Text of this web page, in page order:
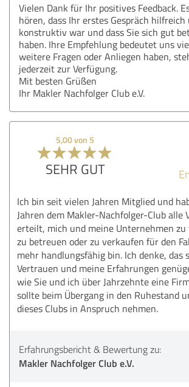
Vielen Dank für Ihr positives Feedback.
hören, dass Ihr erstes Gespräch hilfreich
konstruktiv war und dass Sie sich gut
haben. Ihre Empfehlung bedeutet uns
weitere Fragen oder Anliegen haben,
jederzeit zur Verfügung.
Mit besten Grüßen
Ihr Makler Nachfolger Club e.V.
5,00 von 5
SEHR GUT
Ich bin seit vielen Jahren Mitglied und
Jahren dem Makler-Nachfolger-Club alle
erteilt, mich und meine Unternehmen
zu betreuen oder zu verkaufen für den
mehr handlungsfähig bin. Ich denke, das
Vertrauen und meine Erfahrungen
wie Sie und ich über Jahrzehnte eine
sollte beim Übergang in den Ruhestand
dieses Clubs in Anspruch nehmen.
Erfahrungsbericht & Bewertung zu:
Makler Nachfolger Club e.V.